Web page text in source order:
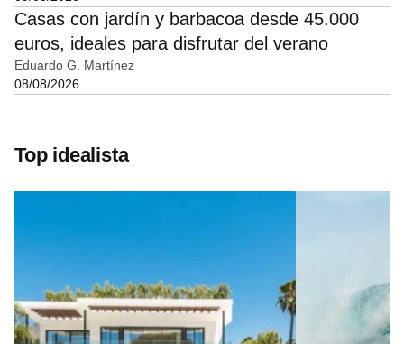
Casas con jardín y barbacoa desde 45.000
euros, ideales para disfrutar del verano
Eduardo G. Martínez
08/08/2026
Top idealista